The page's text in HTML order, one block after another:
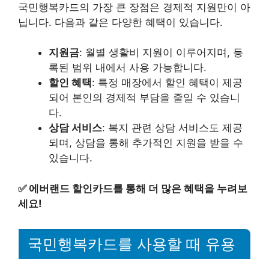
국민행복카드의 가장 큰 장점은 경제적 지원만이 아
닙니다. 다음과 같은 다양한 혜택이 있습니다.
지원금: 월별 생활비 지원이 이루어지며, 등
록된 범위 내에서 사용 가능합니다.
할인 혜택: 특정 매장에서 할인 혜택이 제공
되어 본인의 경제적 부담을 줄일 수 있습니
다.
상담 서비스: 복지 관련 상담 서비스도 제공
되며, 상담을 통해 추가적인 지원을 받을 수
있습니다.
✅ 에버랜드 할인카드를 통해 더 많은 혜택을 누려보
세요!
국민행복카드를 사용할 때 유용